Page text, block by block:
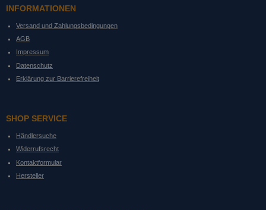
INFORMATIONEN
Versand und Zahlungsbedingungen
AGB
Impressum
Datenschutz
Erklärung zur Barrierefreiheit
SHOP SERVICE
Händlersuche
Widerrufsrecht
Kontaktformular
Hersteller